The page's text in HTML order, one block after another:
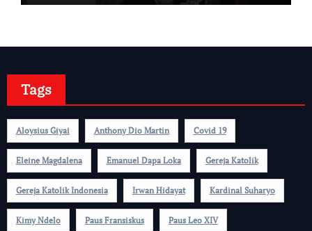
Tags
Aloysius Giyai Anthony Dio Martin Covid 19
Eleine Magdalena Emanuel Dapa Loka Gereja Katolik
Gereja Katolik Indonesia Irwan Hidayat Kardinal Suharyo
Kimy Ndelo Paus Fransiskus Paus Leo XIV